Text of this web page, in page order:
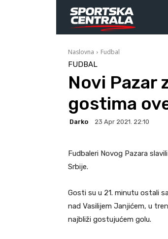
Naslovna Fudbal
FUDBAL
Novi Pazar
gostima
Darko 23 Apr 2021. 22:10
Fudbaleri Novog Pazara
Srbije.
Gosti su u 21. minutu ostali
nad Vasilijem Janjićem, u
najbliži gostujućem golu.